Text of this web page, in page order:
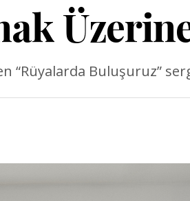
“Rüyalarda Buluşuruz”